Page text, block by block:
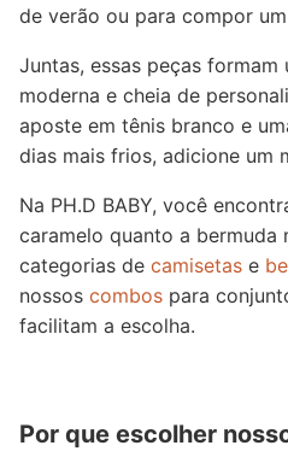
de verão ou para compor
Juntas, essas peças formam
moderna e cheia de
aposte em tênis branco e
dias mais frios, adicione um
Na PH.D BABY, você
caramelo quanto a bermuda
categorias de camisetas e
nossos combos para
facilitam a escolha.
Por que escolher